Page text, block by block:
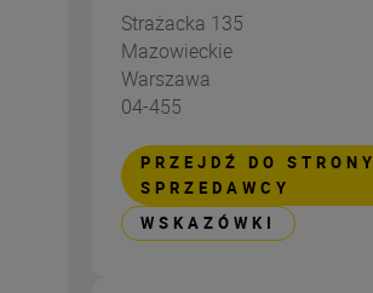
Strażacka 135
Mazowieckie
Warszawa
04-455
PRZEJDŹ DO STRONY
SPRZEDAWCY
WSKAZÓWKI